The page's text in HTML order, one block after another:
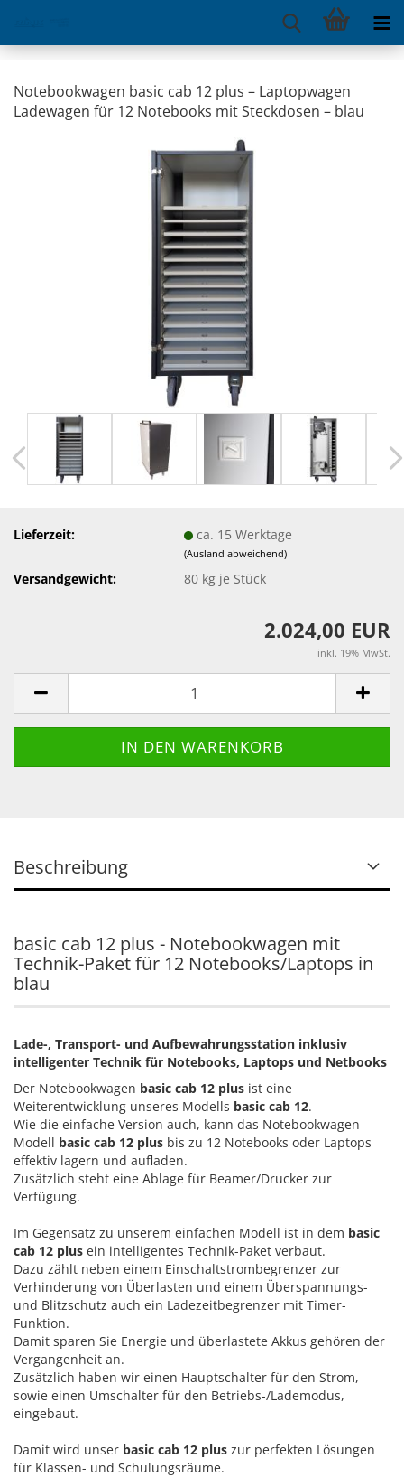
Notebookwagen basic cab 12 plus – Laptopwagen
Ladewagen für 12 Notebooks mit Steckdosen – blau
Lieferzeit: ca. 15 Werktage
(Ausland abweichend)
Versandgewicht: 80 kg je Stück
2.024,00 EUR
inkl. 19% MwSt.
Beschreibung
basic cab 12 plus - Notebookwagen mit
Technik-Paket für 12 Notebooks/Laptops in
blau
Lade-, Transport- und Aufbewahrungsstation inklusiv
intelligenter Technik für Notebooks, Laptops und Netbooks
Der Notebookwagen basic cab 12 plus ist eine
Weiterentwicklung unseres Modells basic cab 12.
Wie die einfache Version auch, kann das Notebookwagen
Modell basic cab 12 plus bis zu 12 Notebooks oder Laptops
effektiv lagern und aufladen.
Zusätzlich steht eine Ablage für Beamer/Drucker zur
Verfügung.
Im Gegensatz zu unserem einfachen Modell ist in dem basic
cab 12 plus ein intelligentes Technik-Paket verbaut.
Dazu zählt neben einem Einschaltstrombegrenzer zur
Verhinderung von Überlasten und einem Überspannungs-
und Blitzschutz auch ein Ladezeitbegrenzer mit Timer-
Funktion.
Damit sparen Sie Energie und überlastete Akkus gehören der
Vergangenheit an.
Zusätzlich haben wir einen Hauptschalter für den Strom,
sowie einen Umschalter für den Betriebs-/Lademodus,
eingebaut.
Damit wird unser basic cab 12 plus zur perfekten Lösungen
für Klassen- und Schulungsräume.